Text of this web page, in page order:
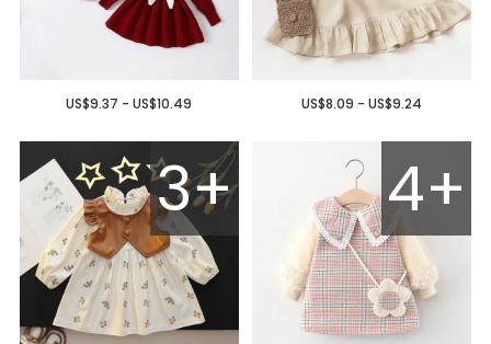
US$9.37 - US$10.49 US$8.09 - US$9.24
3+ 4+